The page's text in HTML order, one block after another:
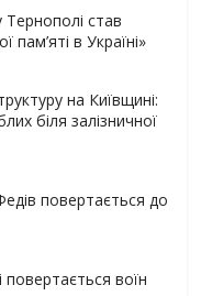
став
пам’яті в Україні»
на Київщині:
біля залізничної
повертається до
воїн